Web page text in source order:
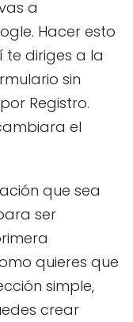
a
Hacer esto
diriges a la
sin
Registro.
el
que sea
ser
quieres que
simple,
crear